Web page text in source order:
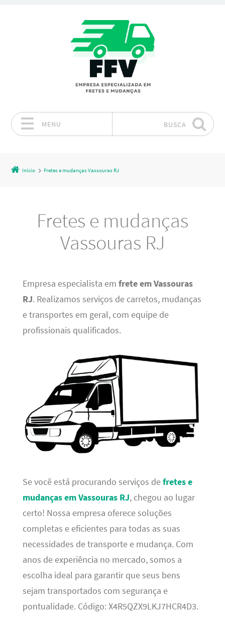
MENU BUSCA
Início Fretes e mudanças Vassouras RJ
Fretes e mudanças
Vassouras RJ
Empresa especialista em frete em Vassouras
RJ. Realizamos serviços de carretos, mudanças
e transportes em geral, com equipe de
profissionais qualificados.
Se você está procurando serviços defretes e
mudanças em Vassouras RJ, chegou ao lugar
certo! Nossa empresa oferece soluções
completas e eficientes para todas as suas
necessidades de transporte e mudança. Com
anos de experiência no mercado, somos a
escolha ideal para garantir que seus bens
sejam transportados com segurança e
pontualidade. Código: X4R5QZX9LKJ7HCR4D3.